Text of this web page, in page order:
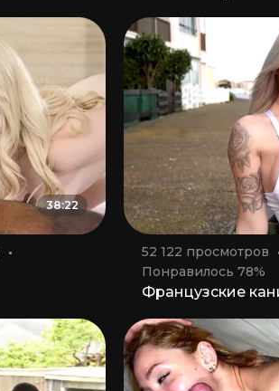
38:22
52 122 просмотров
Понравилось 78%
Французские